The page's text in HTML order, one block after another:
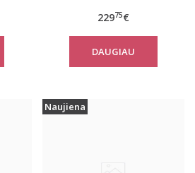
paltas 310050 6F32
22975€
DAUGIAU
Naujiena